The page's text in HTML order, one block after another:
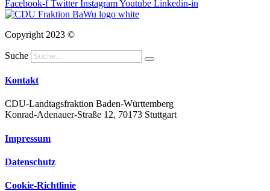
Facebook-f Twitter InstagramYoutube Linkedin-in
Copyright 2023 ©
Suche
Kontakt
CDU-Landtagsfraktion Baden-Württemberg
Konrad-Adenauer-Straße 12, 70173 Stuttgart
Impressum
Datenschutz
Cookie-Richtlinie